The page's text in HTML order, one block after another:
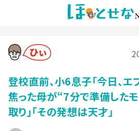
登校直前、小6息子「今日、エ
焦った母が“7分で準備した
取り」「その発想は天才」